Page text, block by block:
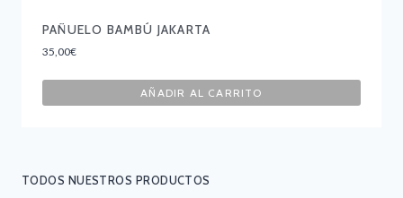
PAÑUELO BAMBÚ JAKARTA
35,00€
AÑADIR AL CARRITO
TODOS NUESTROS PRODUCTOS